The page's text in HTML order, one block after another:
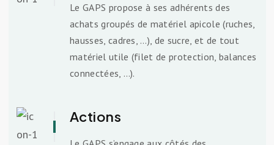
Le GAPS propose à ses adhérents des
achats groupés de matériel apicole (ruches,
hausses, cadres, …), de sucre, et de tout
matériel utile (filet de protection, balances
connectées, …).
Actions